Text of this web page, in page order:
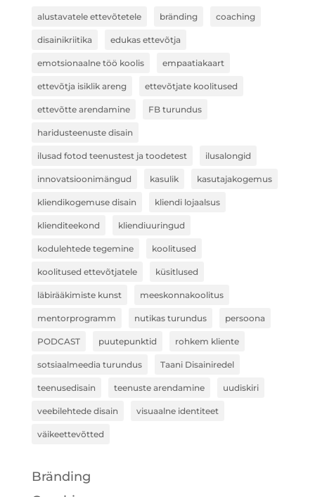
alustavatele ettevõtetele bränding coaching
disainikriitika edukas ettevõtja
emotsionaalne töö koolis empaatiakaart
ettevõtja isiklik areng ettevõtjate koolitused
ettevõtte arendamine FB turundus
haridusteenuste disain
ilusad fotod teenustest ja toodetest ilusalongid
innovatsioonimängud kasulik kasutajakogemus
kliendikogemuse disain kliendi lojaalsus
klienditeekond kliendiuuringud
kodulehtede tegemine koolitused
koolitused ettevõtjatele küsitlused
läbirääkimiste kunst meeskonnakoolitus
mentorprogramm nutikas turundus persoona
PODCAST puutepunktid rohkem kliente
sotsiaalmeedia turundus Taani Disainiredel
teenusedisain teenuste arendamine uudiskiri
veebilehtede disain visuaalne identiteet
väikeettevõtted
Bränding